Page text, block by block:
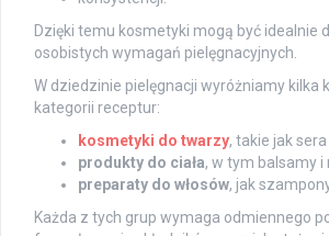
Dzięki temu kosmetyki mogą być idealnie
osobistych wymagań pielęgnacyjnych.
W dziedzinie pielęgnacji wyróżniamy kilka
kategorii receptur:
kosmetyki do twarzy, takie jak
produkty do ciała, w tym balsamy i
preparaty do włosów, jak
Każda z tych grup wymaga odmiennego